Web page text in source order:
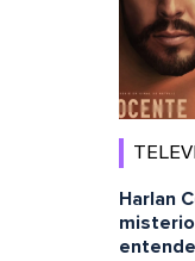
Harlan